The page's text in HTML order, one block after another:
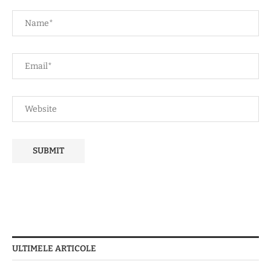
ULTIMELE ARTICOLE